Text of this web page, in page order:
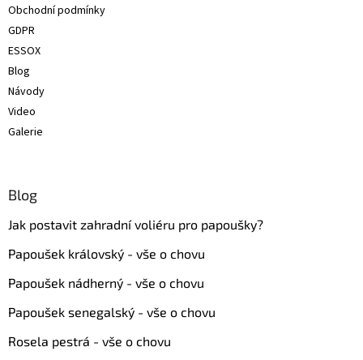
Obchodní podmínky
GDPR
ESSOX
Blog
Návody
Video
Galerie
Blog
Jak postavit zahradní voliéru pro papoušky?
Papoušek královský - vše o chovu
Papoušek nádherný - vše o chovu
Papoušek senegalský - vše o chovu
Rosela pestrá - vše o chovu